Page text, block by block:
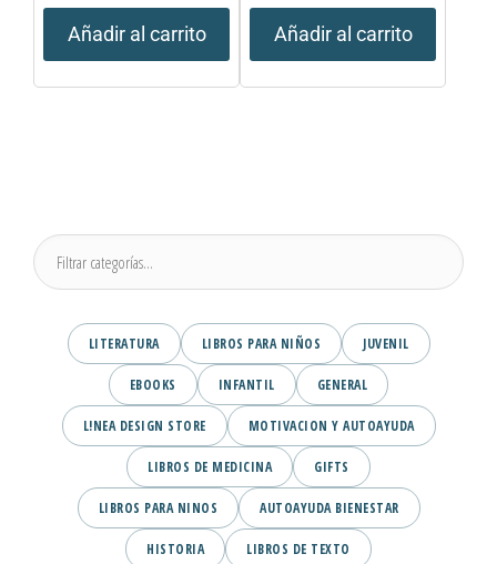
Añadir al carrito Añadir al carrito
LITERATURA LIBROS PARA NIÑOS JUVENIL
EBOOKS INFANTIL GENERAL
L!NEA DESIGN STORE MOTIVACION Y AUTOAYUDA
LIBROS DE MEDICINA GIFTS
LIBROS PARA NINOS AUTOAYUDA BIENESTAR
HISTORIA LIBROS DE TEXTO